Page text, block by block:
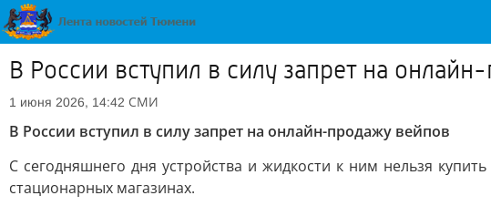
В России вступил в силу запрет на
1 июня 2026, 14:42 СМИ
В России вступил в силу запрет на онлайн-продажу вейпов
С сегодняшнего дня устройства и жидкости к ним нельзя
стационарных магазинах.